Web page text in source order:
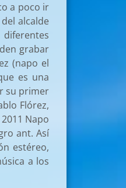
a poco ir
alcalde
grabar
(napo el
es una
su primer
Flórez,
Napo
ant. Así
estéreo,
a los